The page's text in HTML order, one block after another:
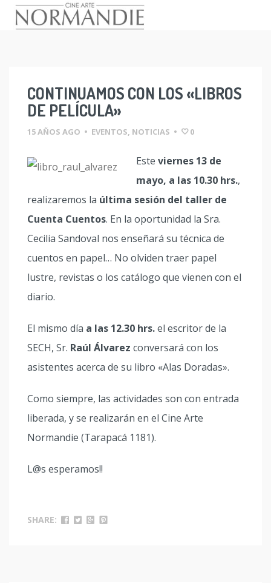
CONTINUAMOS CON LOS «LIBROS
DE PELÍCULA»
15 AÑOS AGO • EVENTOS, NOTICIAS • 0
Este viernes 13 de
mayo, a las 10.30 hrs.,
realizaremos la última sesión del taller de
Cuenta Cuentos. En la oportunidad la Sra.
Cecilia Sandoval nos enseñará su técnica de
cuentos en papel… No olviden traer papel
lustre, revistas o los catálogo que vienen con el
diario.
El mismo día a las 12.30 hrs.el escritor de la
SECH, Sr. Raúl Álvarez conversará con los
asistentes acerca de su libro «Alas Doradas».
Como siempre, las actividades son con entrada
liberada, y se realizarán en el Cine Arte
Normandie (Tarapacá 1181).
L@s esperamos!!
SHARE: